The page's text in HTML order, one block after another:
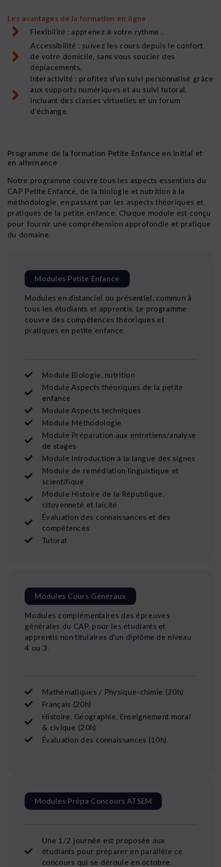
Les avantages de la formation en ligne
Flexibilité : apprenez à votre rythme .
Accessibilité : suivez les cours depuis le confort
de votre domicile, sans vous soucier des
déplacements.
Interactivité : profitez d’un suivi personnalisé grâce
aux supports numériques et au suivi tutoral,
incluant des classes virtuelles et un forum
d’échange.
Programme de la formation Petite Enfance en initial et
en alternance
Notre programme couvre tous les aspects essentiels du
CAP Petite Enfance, de la biologie et nutrition à la
méthodologie, en passant par les aspects théoriques et
pratiques de la petite enfance. Chaque module est conçu
pour fournir une compréhension approfondie et pratique
du domaine.
Modules Petite Enfance
Modules en distanciel ou présentiel, commun à
tous les étudiants et apprentis. Le programme
couvre des compétences théoriques et
pratiques en petite enfance.
Module Biologie, nutrition
Module Aspects théoriques de la petite
enfance
Module Aspects techniques
Module Méthodologie
Module Préparation aux entretiens/analyse
de stages
Module Introduction à la langue des signes
Module de remédiation linguistique et
scientifique
Module Histoire de la République,
citoyenneté et laïcité
Évaluation des connaissances et des
compétences
Tutorat
Modules Cours Généraux
Modules complémentaires des épreuves
générales du CAP, pour les étudiants et
apprentis non titulaires d’un diplôme de niveau
4 ou 3.
Mathématiques / Physique-chimie (20h)
Français (20h)
Histoire, Géographie, Enseignement moral
& civique (20h)
Évaluation des connaissances (10h)
Modules Prépa Concours ATSEM
Une 1/2 journée est proposée aux
étudiants pour préparer en parallèle ce
concours qui se déroule en octobre.